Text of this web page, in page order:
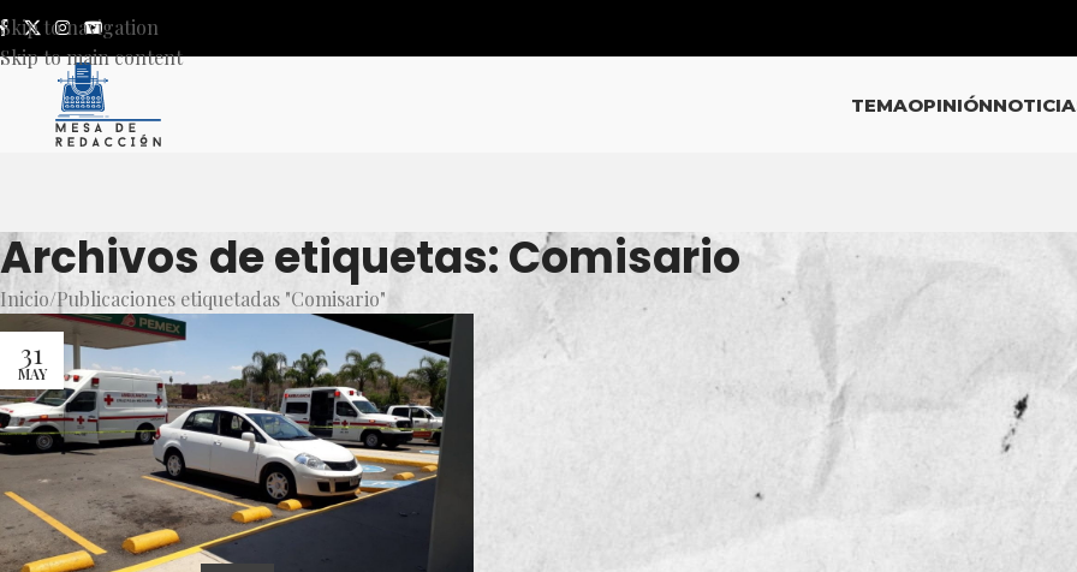
Skip to navigation
Skip to main content
TEMAOPINIÓN
Archivos de etiquetas: Comisario
Inicio Publicaciones etiquetadas "Comisario"
31
MAY